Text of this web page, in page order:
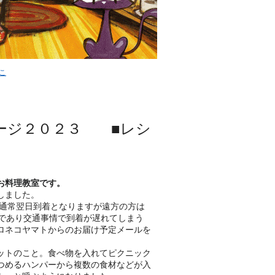
ージ２０２３ ■レシ
理教室です。
した。
常翌日到着となりますが遠方の方は
あり交通事情で到着が遅れてしまう
ネコヤマトからのお届け予定メールを
のこと。食べ物を入れてピクニック
るハンパーから複数の食材などが入